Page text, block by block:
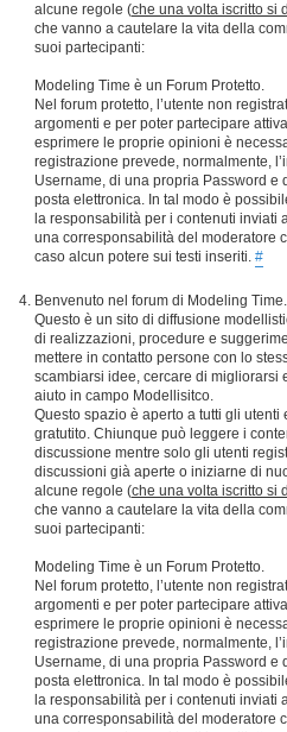
alcune regole (che una volta iscritto si
che vanno a cautelare la vita della
suoi partecipanti:
Modeling Time è un Forum Protetto.
Nel forum protetto, l’utente non
argomenti e per poter partecipare
esprimere le proprie opinioni è
registrazione prevede, normalmente,
Username, di una propria Password e
posta elettronica. In tal modo è
la responsabilità per i contenuti inviati
una corresponsabilità del moderatore
caso alcun potere sui testi inseriti. #
Benvenuto nel forum di Modeling Time.
Questo è un sito di diffusione
di realizzazioni, procedure e
mettere in contatto persone con lo
scambiarsi idee, cercare di migliorarsi
aiuto in campo Modellisitco.
Questo spazio è aperto a tutti gli utenti
gratutito. Chiunque può leggere i
discussione mentre solo gli utenti
discussioni già aperte o iniziarne di
alcune regole (che una volta iscritto si
che vanno a cautelare la vita della
suoi partecipanti:
Modeling Time è un Forum Protetto.
Nel forum protetto, l’utente non
argomenti e per poter partecipare
esprimere le proprie opinioni è
registrazione prevede, normalmente,
Username, di una propria Password e
posta elettronica. In tal modo è
la responsabilità per i contenuti inviati
una corresponsabilità del moderatore